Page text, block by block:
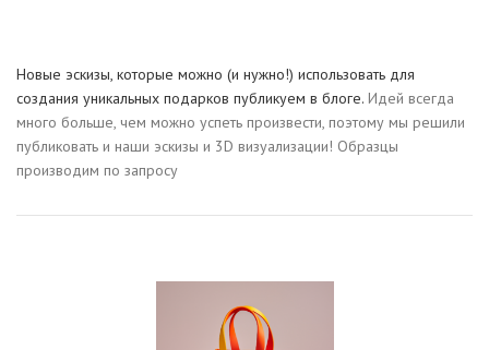
Новые эскизы, которые можно (и нужно!) использовать для
создания уникальных подарков публикуем в блоге. Идей всегда
много больше, чем можно успеть произвести, поэтому мы решили
публиковать и наши эскизы и 3D визуализации! Образцы
производим по запросу